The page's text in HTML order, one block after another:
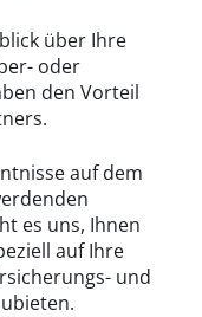
über Ihre
oder
den Vorteil
auf dem
es uns, Ihnen
auf Ihre
und